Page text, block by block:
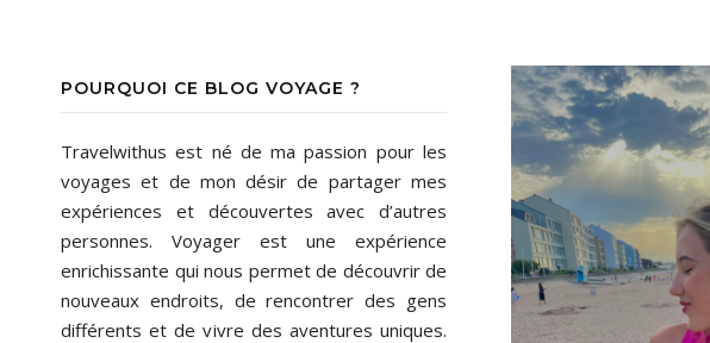
POURQUOI CE BLOG VOYAGE ?
Travelwithus est né de ma passion pour les
voyages et de mon désir de partager mes
expériences et découvertes avec d’autres
personnes. Voyager est une expérience
enrichissante qui nous permet de découvrir de
nouveaux endroits, de rencontrer des gens
différents et de vivre des aventures uniques.